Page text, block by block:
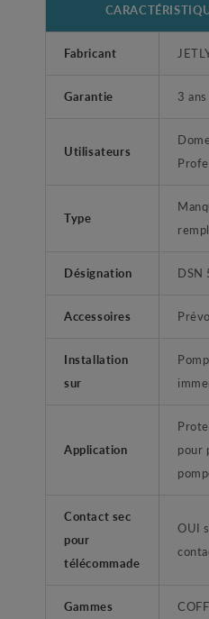
Fabricant
Garantie 3 ans
Utilisateurs
Type
Désignation DSN
Accessoires
Installation
sur
Application
pour
Contact sec
pour
télécommade
OUI
Gammes